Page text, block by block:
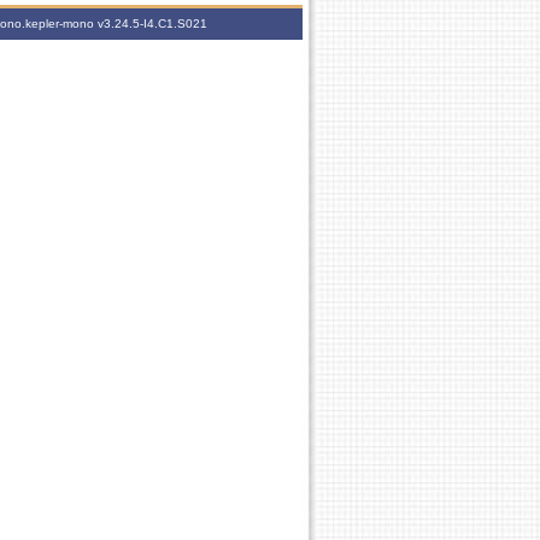
mono v3.24.5-I4.C1.S021